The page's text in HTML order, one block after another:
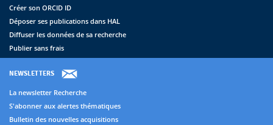
Créer son ORCID ID
Déposer ses publications dans HAL
Diffuser les données de sa recherche
Publier sans frais
NEWSLETTERS
La newsletter Recherche
S'abonner aux alertes thématiques
Bulletin des nouvelles acquisitions